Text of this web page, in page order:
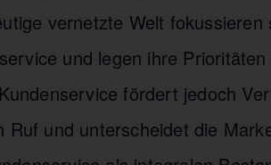
vernetzte Welt fokussieren
und legen ihre
fördert jedoch
und unterscheidet die